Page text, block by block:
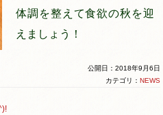
体調を整えて食欲の秋を迎
えましょう！
公開日：2018年9月6日
カテゴリ： NEWS